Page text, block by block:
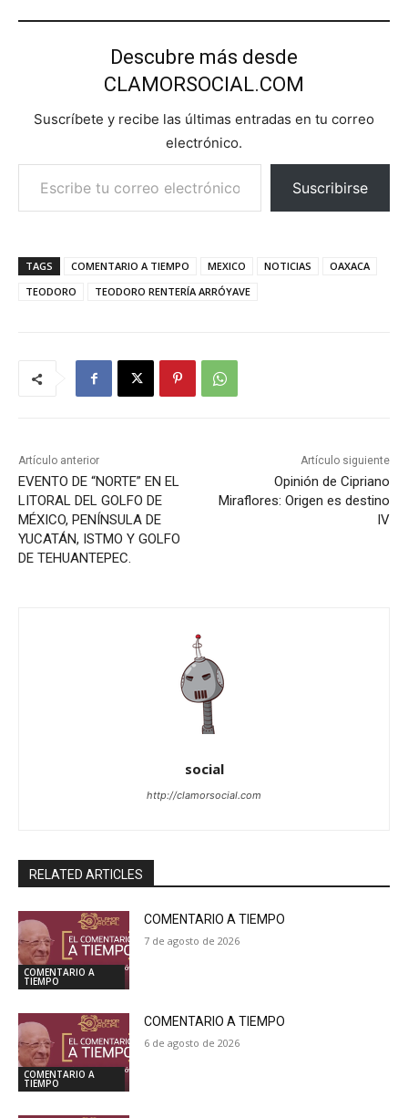
Descubre más desde
CLAMORSOCIAL.COM
Suscríbete y recibe las últimas entradas en tu correo
electrónico.
Escribe tu correo electrónico…
Suscribirse
TAGS COMENTARIO A TIEMPO MEXICO NOTICIAS
OAXACA
TEODORO
TEODORO RENTERÍA ARRÓYAVE
Artículo anterior
EVENTO DE “NORTE” EN EL
LITORAL DEL GOLFO DE
MÉXICO, PENÍNSULA DE
YUCATÁN, ISTMO Y GOLFO
DE TEHUANTEPEC.
Artículo siguiente
Opinión de Cipriano
Miraflores: Origen es destino
IV
social
http://clamorsocial.com
RELATED ARTICLES
COMENTARIO A
TIEMPO
COMENTARIO A TIEMPO
7 de agosto de 2026
COMENTARIO A
TIEMPO
COMENTARIO A TIEMPO
6 de agosto de 2026